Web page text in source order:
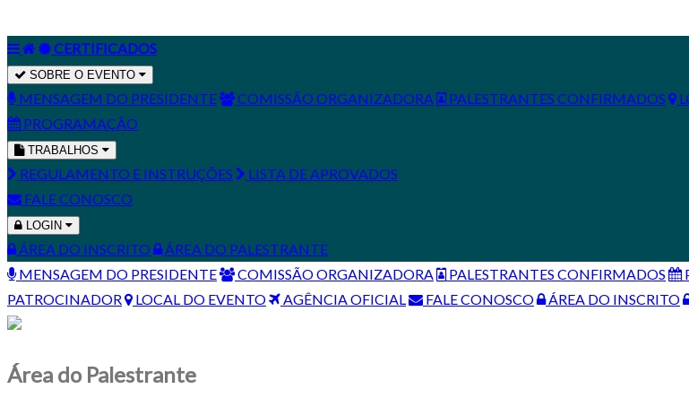
CERTIFICADOS
SOBRE O EVENTO
MENSAGEM DO PRESIDENTE COMISSÃO ORGANIZADORA PALESTRANTES CONFIRMADOS
PROGRAMAÇÃO
TRABALHOS
REGULAMENTO E INSTRUÇÕES
LISTA DE APROVADOS
FALE CONOSCO
LOGIN
ÁREA DO INSCRITO
ÁREA DO PALESTRANTE
MENSAGEM DO PRESIDENTE
COMISSÃO ORGANIZADORA PALESTRANTES CONFIRMADOS
PATROCINADOR
LOCAL DO EVENTO AGÊNCIA OFICIAL FALE CONOSCO ÁREA DO INSCRITO
Área do Palestrante